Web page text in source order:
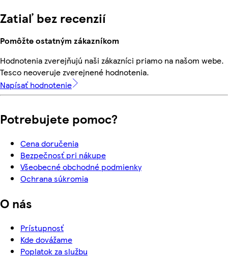
Zatiaľ bez recenzií
Pomôžte ostatným zákazníkom
Hodnotenia zverejňujú naši zákazníci priamo na našom webe.
Tesco neoveruje zverejnené hodnotenia.
Napísať hodnotenie
Potrebujete pomoc?
Cena doručenia
Bezpečnosť pri nákupe
Všeobecné obchodné podmienky
Ochrana súkromia
O nás
Prístupnosť
Kde dovážame
Poplatok za službu